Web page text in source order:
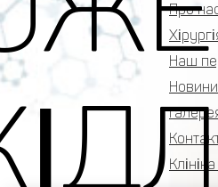
Про
Наш
Новини